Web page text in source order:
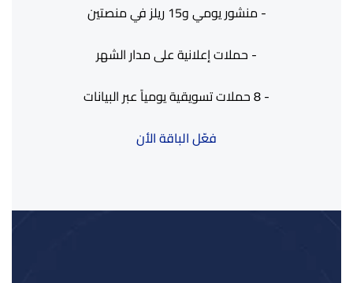
- منشور يومي و15 ريلز في منصتين
- حملات إعلانية على مدار الشهر
- 8 حملات تسويقية يومياً عبر البيانات
فعّل الباقة الأن